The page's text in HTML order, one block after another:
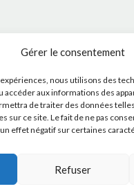
Gérer le consentement
nous utilisons des
accéder aux informations des
de traiter des données
sur ce site. Le fait de ne pas
effet négatif sur certaines
Refuser